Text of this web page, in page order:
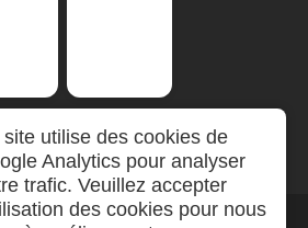
site utilise des cookies de
Analytics pour analyser
trafic. Veuillez accepter
des cookies pour nous